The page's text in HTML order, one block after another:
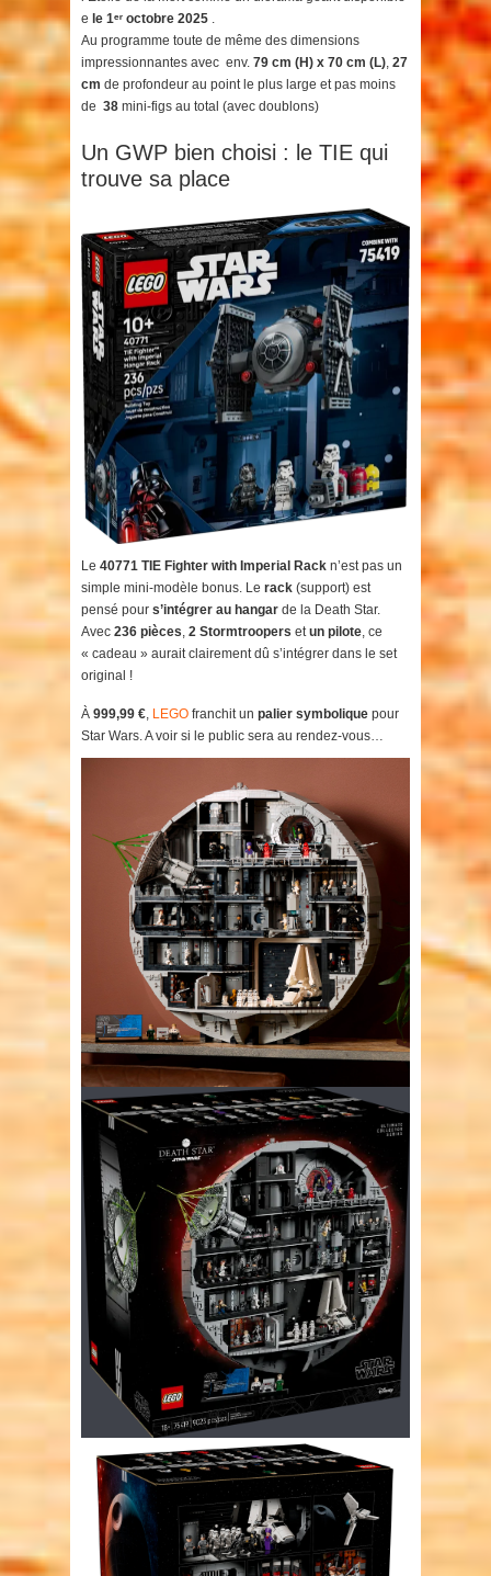
e le 1ᵉʳ octobre 2025 .
Au programme toute de même des dimensions
impressionnantes avec env. 79 cm (H) x 70 cm (L), 27
cm de profondeur au point le plus large et pas moins
de 38 mini-figs au total (avec doublons)
Un GWP bien choisi : le TIE qui
trouve sa place
Le 40771 TIE Fighter with Imperial Rack n’est pas un
simple mini-modèle bonus. Le rack (support) est
pensé pour s’intégrer au hangar de la Death Star.
Avec 236 pièces, 2 Stormtroopers etun pilote, ce
« cadeau » aurait clairement dû s’intégrer dans le set
original !
À 999,99 €, LEGO franchit un palier symbolique pour
Star Wars. A voir si le public sera au rendez-vous…